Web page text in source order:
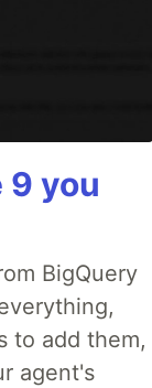
9 you
BigQuery
to add them,
agent's